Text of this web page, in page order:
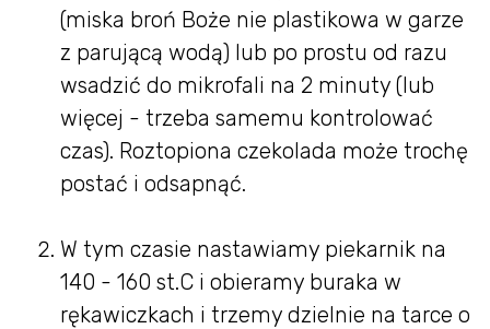
(miska broń Boże nie plastikowa w garze
z parującą wodą) lub po prostu od razu
wsadzić do mikrofali na 2 minuty (lub
więcej - trzeba samemu kontrolować
czas). Roztopiona czekolada może trochę
postać i odsapnąć.
W tym czasie nastawiamy piekarnik na
140 - 160 st.C i obieramy buraka w
rękawiczkach i trzemy dzielnie na tarce o